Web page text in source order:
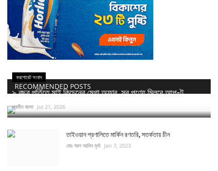
RECOMMENDED POSTS
করপোরেট সংবাদ
৯ বছর পূর্তিতে মাই কিচেনের মেগা অফার, সব পণ্যে মিলবে আপ-টু...
স্বাধীন বাংলা Jul 21, 2026
তাইওয়ান প্রণালিতে মার্কিন রণতরি, সতর্কতায় চীন
মোঃ আল আমিন মৃর্ধা Jan 7, 2023